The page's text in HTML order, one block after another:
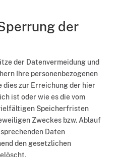
der
der Datenvermeidung und
Ihre personenbezogenen
dies zur Erreichung der hier
ist oder wie es die vom
Speicherfristen
Zweckes bzw. Ablauf
Daten
den gesetzlichen